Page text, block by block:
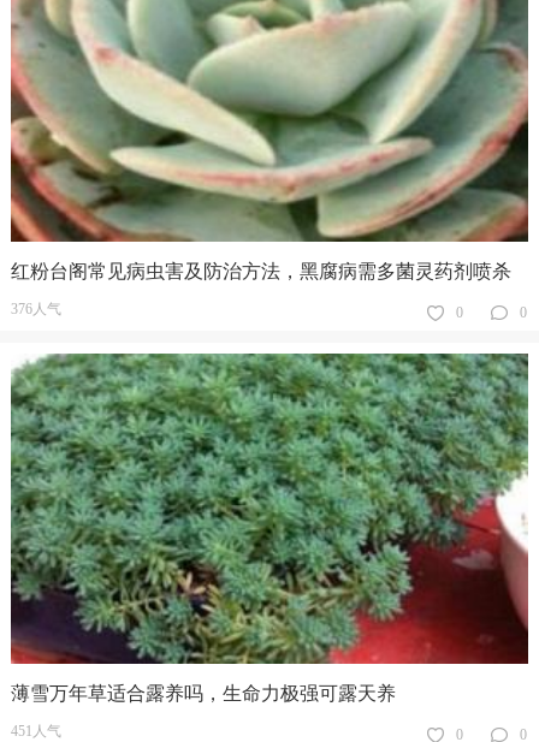
红粉台阁常见病虫害及防治方法，黑腐病需多菌灵药剂喷杀
376人气 0 0
薄雪万年草适合露养吗，生命力极强可露天养
451人气 0 0